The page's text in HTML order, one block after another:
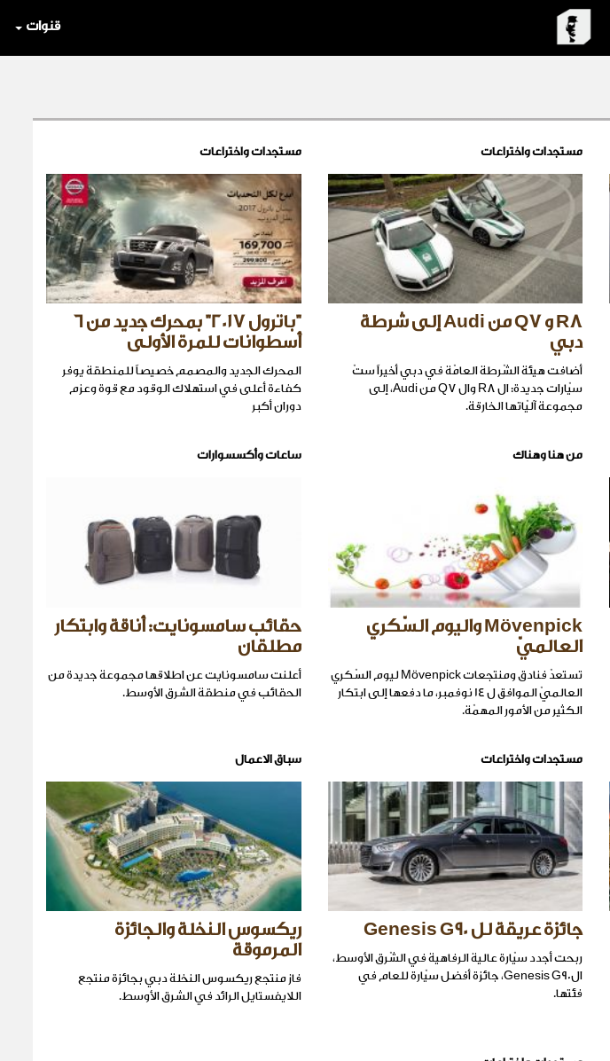
قنوات
مستجدات واختراعات
R8 و Q7 من Audi إلى شرطة
دبي
أضافت هيئة الشّرطة العامّة في دبي أخيراً ستّ
سيّارات جديدة: ال R8 وال Q7 من Audi، إلى
مجموعة آليّاتها الخارقة.
مستجدات واختراعات
"باترول 2017" بمحرك جديد من 6
أسطوانات للمرة الأولى
المحرك الجديد والمصمم خصيصاً للمنطقة يوفر
كفاءة أعلى في استهلاك الوقود مع قوة وعزم
دوران أكبر
من هنا وهناك
Mövenpick واليوم السّكري
العالميّ
تستعدّ فنادق ومنتجعات Mövenpick ليوم السّكري
العالميّ الموافق ل 14 نوفمبر، ما دفعها إلى ابتكار
الكثير من الأمور المهمّة.
ساعات وأكسسوارات
حقائب سامسونايت: أناقة وابتكار
مطلقان
أعلنت سامسونايت عن اطلاقها مجموعة جديدة من
الحقائب في منطقة الشرق الأوسط.
مستجدات واختراعات
جائزة عريقة لل Genesis G90
ربحت أجدد سيّارة عالية الرفاهية في الشّرق الأوسط،
الGenesis G90، جائزة أفضل سيّارة للعام في
فئتها.
سباق الاعمال
ريكسوس النخلة والجائزة
المرموقة
فاز منتجع ريكسوس النخلة دبي بجائزة منتجع
اللايفستايل الرائد في الشرق الأوسط.